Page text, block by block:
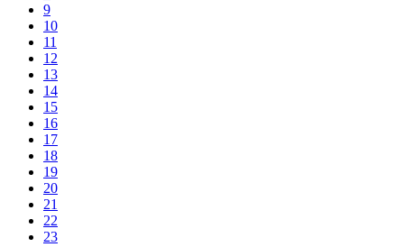
9
10
11
12
13
14
15
16
17
18
19
20
21
22
23